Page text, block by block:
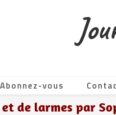
Abonnez-vous
et de larmes par